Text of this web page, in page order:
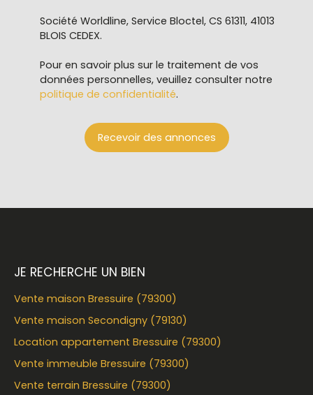
Société Worldline, Service Bloctel, CS 61311, 41013
BLOIS CEDEX.
Pour en savoir plus sur le traitement de vos
données personnelles, veuillez consulter notre
politique de confidentialité.
Recevoir des annonces
JE RECHERCHE UN BIEN
Vente maison Bressuire (79300)
Vente maison Secondigny (79130)
Location appartement Bressuire (79300)
Vente immeuble Bressuire (79300)
Vente terrain Bressuire (79300)